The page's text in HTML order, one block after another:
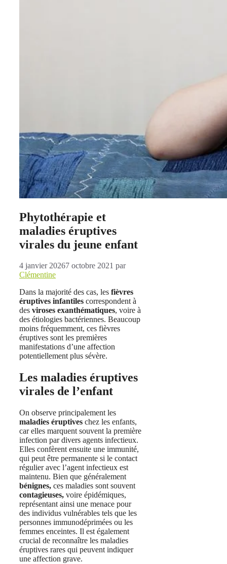
Phytothérapie et
maladies éruptives
virales du jeune enfant
4 janvier 20267 octobre 2021 par
Clémentine
Dans la majorité des cas, les fièvres
éruptives infantiles correspondent à
des viroses exanthématiques, voire à
des étiologies bactériennes. Beaucoup
moins fréquemment, ces fièvres
éruptives sont les premières
manifestations d’une affection
potentiellement plus sévère.
Les maladies éruptives
virales de l’enfant
On observe principalement les
maladies éruptives chez les enfants,
car elles marquent souvent la première
infection par divers agents infectieux.
Elles confèrent ensuite une immunité,
qui peut être permanente si le contact
régulier avec l’agent infectieux est
maintenu. Bien que généralement
bénignes, ces maladies sont souvent
contagieuses, voire épidémiques,
représentant ainsi une menace pour
des individus vulnérables tels que les
personnes immunodéprimées ou les
femmes enceintes. Il est également
crucial de reconnaître les maladies
éruptives rares qui peuvent indiquer
une affection grave.